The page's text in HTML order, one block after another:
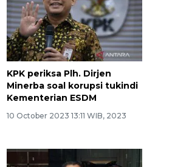
KPK periksa Plh. Dirjen
Minerba soal korupsi tukindi
Kementerian ESDM
10 October 2023 13:11 WIB, 2023